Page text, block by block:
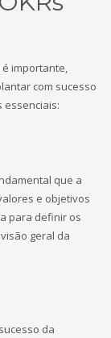
é importante,
com sucesso
essenciais:
que a
e objetivos
para definir os
geral da
da